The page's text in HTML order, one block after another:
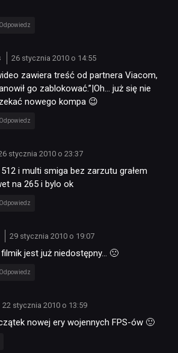
JUŻ GRALIŚMY
Odpowiedz
26 stycznia 2010 o 14:55
zawiera treść od partnera Viacom,
go zablokować.”|Oh… już się nie
nowego kompa 😉
Odpowiedz
stycznia 2010 o 23:37
i multi smiga bez zarzutu grałem
na 265 i bylo ok
Odpowiedz
29 stycznia 2010 o 19:07
jest już niedostępny… 🙁
Odpowiedz
22 stycznia 2010 o 13:59
nowej ery wojennych FPS-ów 🙂